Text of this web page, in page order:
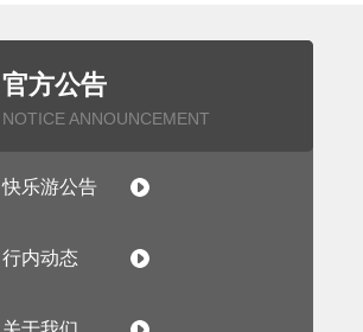
官方公告
NOTICE ANNOUNCEMENT
快乐游公告
行内动态